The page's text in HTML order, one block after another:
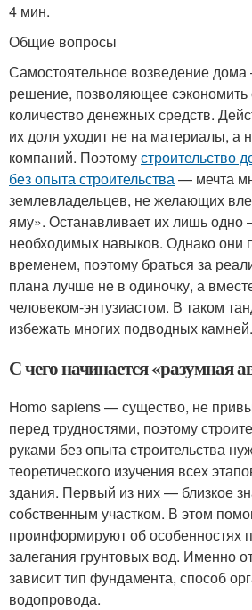
4 мин.
Общие вопросы
Самостоятельное возведение
решение, позволяющее сэкономить
количество денежных средств.
их доля уходит не на материалы, а
компаний. Поэтомустроительство
без опыта строительства— мечта
землевладельцев, не желающих
яму». Останавливает их лишь одно
необходимых навыков. Однако они
временем, поэтому браться за
плана лучше не в одиночку, а
человеком-энтузиастом. В таком
избежать многих подводных камней.
С чего начинается «разумная
Homo sapiens — существо, не
перед трудностями, поэтому
руками без опыта строительства
теоретического изучения всех
здания. Первый из них — близкое
собственным участком. В этом
проинформируют об особенностях
залегания грунтовых вод. Именно
зависит тип фундамента, способ
водопровода.